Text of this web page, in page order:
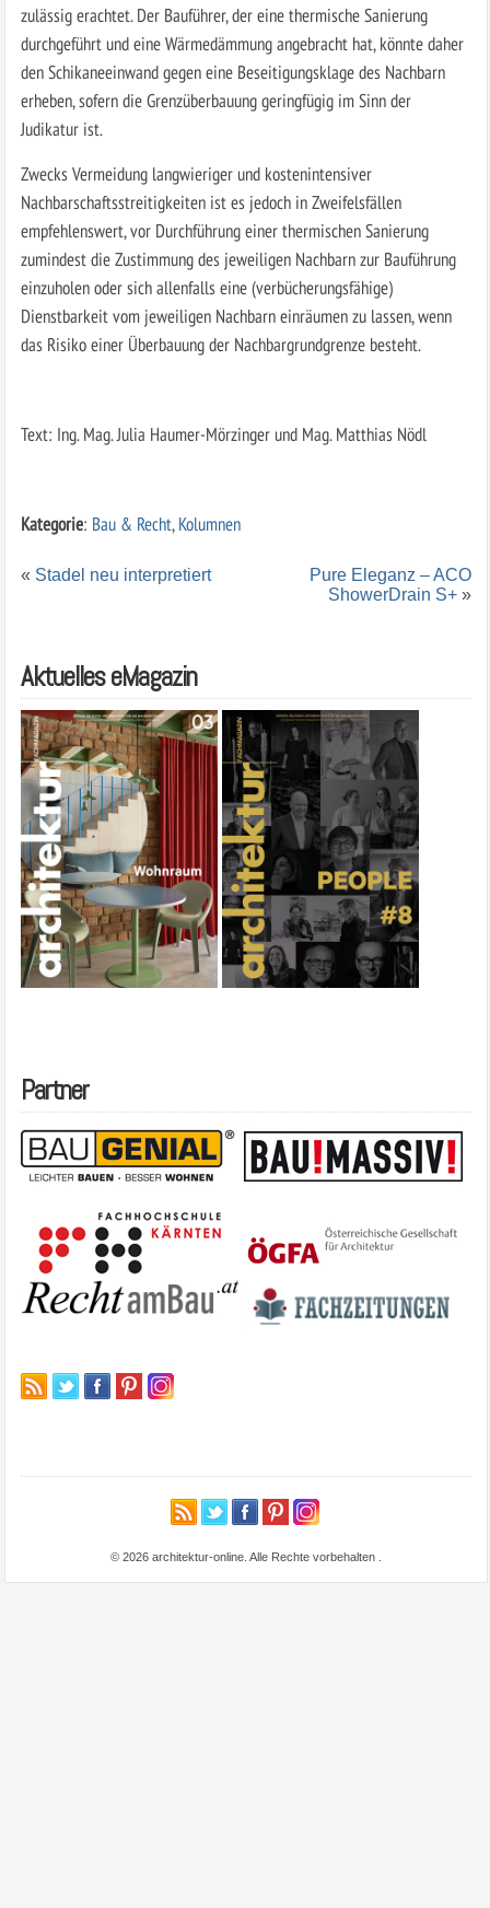
zulässig erachtet. Der Bauführer, der eine thermische Sanierung
durchgeführt und eine Wärmedämmung angebracht hat, könnte daher
den Schikaneeinwand gegen eine Beseitigungsklage des Nachbarn
erheben, sofern die Grenzüberbauung geringfügig im Sinn der
Judikatur ist.
Zwecks Vermeidung langwieriger und kostenintensiver
Nachbarschaftsstreitigkeiten ist es jedoch in Zweifelsfällen
empfehlenswert, vor Durchführung einer thermischen Sanierung
zumindest die Zustimmung des jeweiligen Nachbarn zur Bauführung
einzuholen oder sich allenfalls eine (verbücherungsfähige)
Dienstbarkeit vom jeweiligen Nachbarn einräumen zu lassen, wenn
das Risiko einer Überbauung der Nachbargrundgrenze besteht.
Text: Ing. Mag. Julia Haumer-Mörzinger und Mag. Matthias Nödl
Kategorie: Bau & Recht,Kolumnen
« Stadel neu interpretiert
Pure Eleganz – ACO
ShowerDrain S+ »
Aktuelles eMagazin
Partner
© 2026 architektur-online. Alle Rechte vorbehalten .